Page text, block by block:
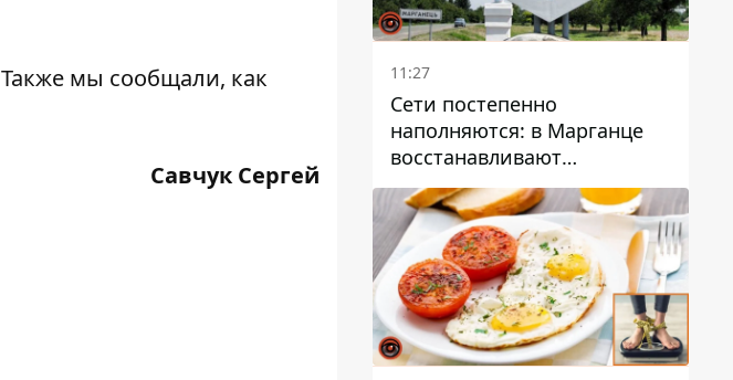
Также мы сообщали, как
Савчук Сергей
11:27
Сети постепенно
наполняются: в Марганце
восстанавливают
водоснабжение